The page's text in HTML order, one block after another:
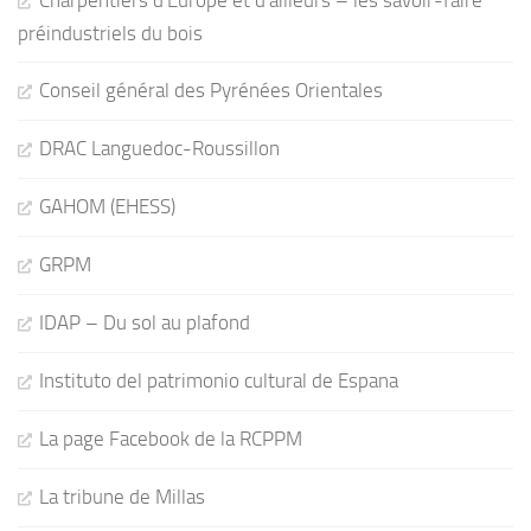
préindustriels du bois
Conseil général des Pyrénées Orientales
DRAC Languedoc-Roussillon
GAHOM (EHESS)
GRPM
IDAP – Du sol au plafond
Instituto del patrimonio cultural de Espana
La page Facebook de la RCPPM
La tribune de Millas